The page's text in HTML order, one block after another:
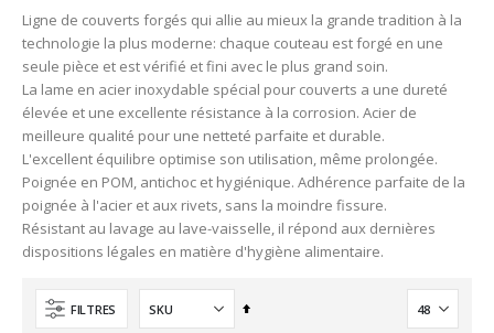
Ligne de couverts forgés qui allie au mieux la grande tradition à la
technologie la plus moderne: chaque couteau est forgé en une
seule pièce et est vérifié et fini avec le plus grand soin.
La lame en acier inoxydable spécial pour couverts a une dureté
élevée et une excellente résistance à la corrosion. Acier de
meilleure qualité pour une netteté parfaite et durable.
L'excellent équilibre optimise son utilisation, même prolongée.
Poignée en POM, antichoc et hygiénique. Adhérence parfaite de la
poignée à l'acier et aux rivets, sans la moindre fissure.
Résistant au lavage au lave-vaisselle, il répond aux dernières
dispositions légales en matière d'hygiène alimentaire.
FILTRES
Ordre